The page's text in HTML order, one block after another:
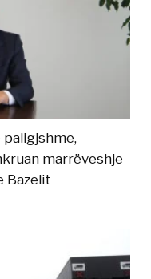
marrëveshje
Bazelit